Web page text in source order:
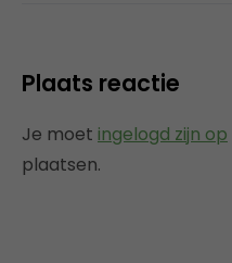
Plaats reactie
Je moet ingelogd zijn op
plaatsen.